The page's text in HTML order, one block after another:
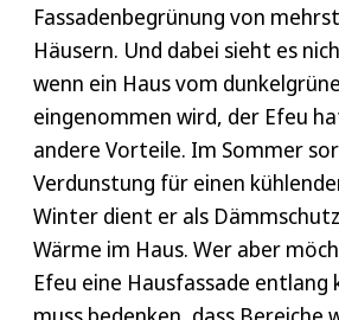
Fassadenbegrünung von
Häusern. Und dabei sieht es
wenn ein Haus vom
eingenommen wird, der Efeu
andere Vorteile. Im Sommer
Verdunstung für einen
Winter dient er als
Wärme im Haus. Wer aber
Efeu eine Hausfassade